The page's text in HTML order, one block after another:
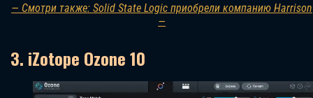
— Смотри также: Solid State Logic приобрели компанию Harrison
—
3. iZotope Ozone 10